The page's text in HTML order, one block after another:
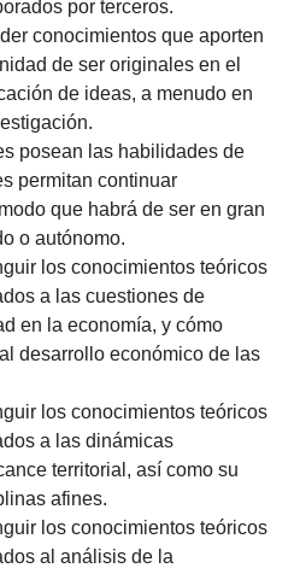
por terceros.
conocimientos que aporten
de ser originales en el
de ideas, a menudo en
posean las habilidades de
permitan continuar
que habrá de ser en gran
o autónomo.
los conocimientos teóricos
a las cuestiones de
en la economía, y cómo
desarrollo económico de las
los conocimientos teóricos
a las dinámicas
territorial, así como su
afines.
los conocimientos teóricos
al análisis de la